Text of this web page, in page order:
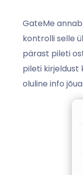
GateMe
kontrolli selle
pärast pileti
pileti kirjeldust
oluline info